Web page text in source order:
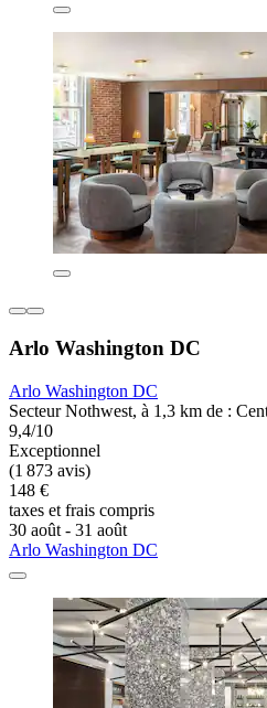
Arlo Washington DC
Arlo Washington DC
Secteur Nothwest, à 1,3 km de :
9,4/10
Exceptionnel
(1 873 avis)
148 €
taxes et frais compris
30 août - 31 août
Arlo Washington DC